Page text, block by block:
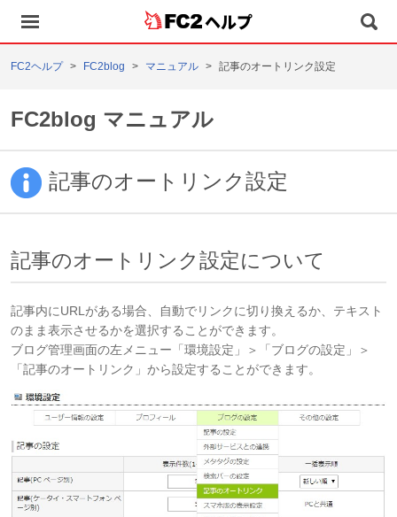
ヘルプ
FC2ヘルプ FC2blog マニュアル 記事のオートリンク設定
FC2blog マニュアル
記事のオートリンク設定
記事のオートリンク設定について
記事内にURLがある場合、自動でリンクに切り換えるか、テキスト
のまま表示させるかを選択することができます。
ブログ管理画面の左メニュー「環境設定」＞「ブログの設定」＞
「記事のオートリンク」から設定することができます。